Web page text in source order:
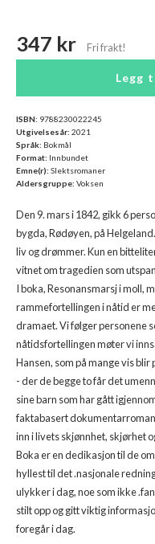
347 kr
Legg
Den 9. mars i 1842, gikk 6
bygda, Rødøyen, på
liv og drømmer. Kun en
vitnet om tragedien som
I boka, Resonansmarsj i moll,
rammefortellingen i nåtid er
dramaet. Vi følger personene
nåtidsfortellingen møter vi
Hansen, som på mange vis
- der de begge to får det
sine barn som har gått
faktabasert
inn i livets skjønnhet, skjørhet
Boka er en dedikasjon til de
hyllest til det .nasjonale
ulykker i dag, noe som ikke
stilt opp og gitt viktig
foregår i dag.
ISBN: 9788230022245
Utgivelsesår: 2021
Språk: Bokmål
Format: Innbundet
Emne(r): Slektsromaner
Aldersgruppe: Voksen